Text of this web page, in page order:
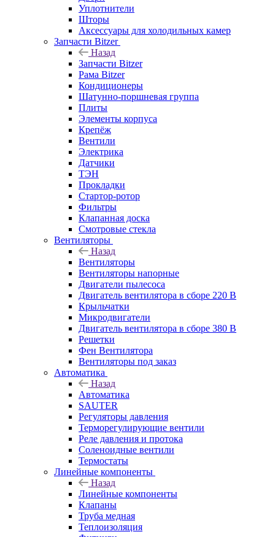
Уплотнители
Шторы
Аксессуары для холодильных камер
Запчасти Bitzer
Назад
Запчасти Bitzer
Рама Bitzer
Кондиционеры
Шатунно-поршневая группа
Плиты
Элементы корпуса
Крепёж
Вентили
Электрика
Датчики
ТЭН
Прокладки
Стартор-ротор
Фильтры
Клапанная доска
Смотровые стекла
Вентиляторы
Назад
Вентиляторы
Вентиляторы напорные
Двигатели пылесоса
Двигатель вентилятора в сборе 220 В
Крыльчатки
Микродвигатели
Двигатель вентилятора в сборе 380 В
Решетки
Фен Вентилятора
Вентиляторы под заказ
Автоматика
Назад
Автоматика
SAUTER
Регуляторы давления
Терморегулирующие вентили
Реле давления и протока
Соленоидные вентили
Термостаты
Линейные компоненты
Назад
Линейные компоненты
Клапаны
Труба медная
Теплоизоляция